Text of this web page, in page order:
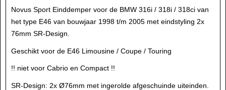
Novus Sport Einddemper voor de BMW 316i / 318i / 318ci van
het type E46 van bouwjaar 1998 t/m 2005 met eindstyling 2x
76mm SR-Design.
Geschikt voor de E46 Limousine / Coupe / Touring
!! niet voor Cabrio en Compact !!
SR-Design: 2x Ø76mm met ingerolde afgeschuinde uiteinden.